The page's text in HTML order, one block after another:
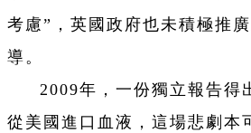
考慮”，英國政府也未積極推
導。
2009年，一份獨立報告得
從美國進口血液，這場悲劇本